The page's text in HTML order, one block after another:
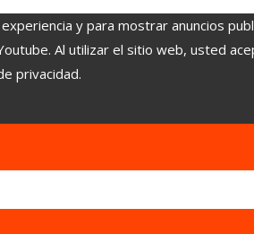
y para mostrar anuncios
Al utilizar el sitio web, usted
privacidad.